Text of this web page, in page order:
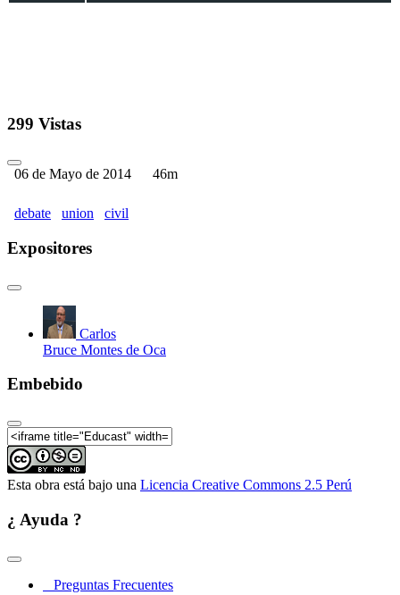
299 Vistas
06 de Mayo de 2014 46m
debate union civil
Expositores
Carlos
Bruce Montes de Oca
Embebido
Esta obra está bajo una Licencia Creative Commons 2.5 Perú
¿ Ayuda ?
Preguntas Frecuentes